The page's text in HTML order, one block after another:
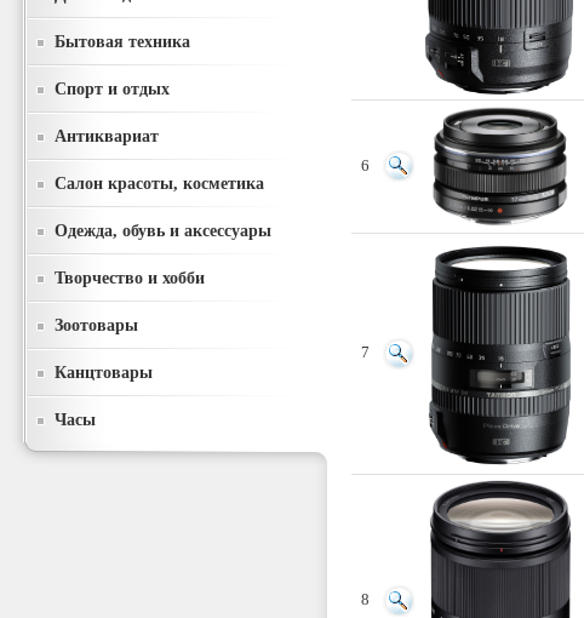
Бытовая техника
Спорт и отдых
Антиквариат
Салон красоты, косметика
Одежда, обувь и аксессуары
Творчество и хобби
Зоотовары
Канцтовары
Часы
6
7
8